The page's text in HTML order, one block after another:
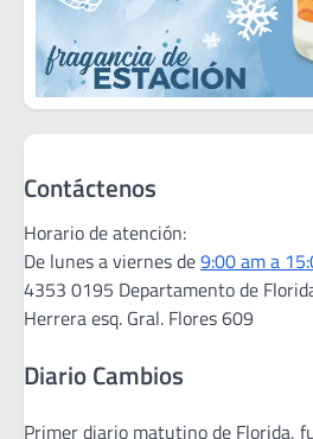
Contáctenos
Horario de atención:
De lunes a viernes de9:00 am a
4353 0195 Departamento de
Herrera esq. Gral. Flores 609
Diario Cambios
Primer diario matutino de Florida,